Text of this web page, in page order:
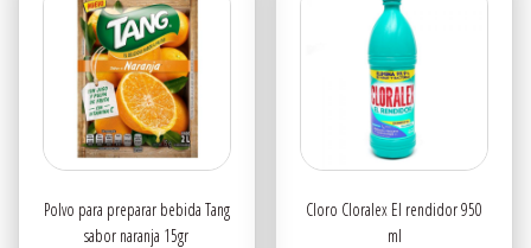
Polvo para preparar bebida Tang
sabor naranja 15gr
Cloro Cloralex El rendidor 950
ml